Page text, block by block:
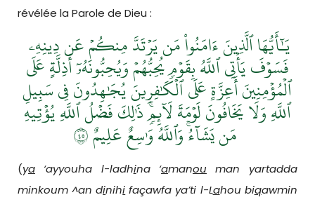
révélée la Parole de Dieu :
فَسَوۡفَ يَأۡتِي ٱللَّهُ بِقَوۡمٖ يُحِبُّهُمۡ وَيُحِبُّونَهُۥٓ أَذِلَّةٍ عَلَى
ٱلۡمُؤۡمِنِينَ أَعِزَّةٍ عَلَى ٱلۡكَٰفِرِينَ يُجَٰهِدُونَ فِي سَبِيلِ
ٱللَّهِ وَلَا يَخَافُونَ لَوۡمَةَ لَآئِمٖۚ ذَٰلِكَ فَضۡلُ ٱللَّهِ يُؤۡتِيهِ
(ya ‘ayyouha l-ladhina ‘amanou man yartadda
minkoum ^an dinihi façawfa ya’ti l-Lahou biqawmin